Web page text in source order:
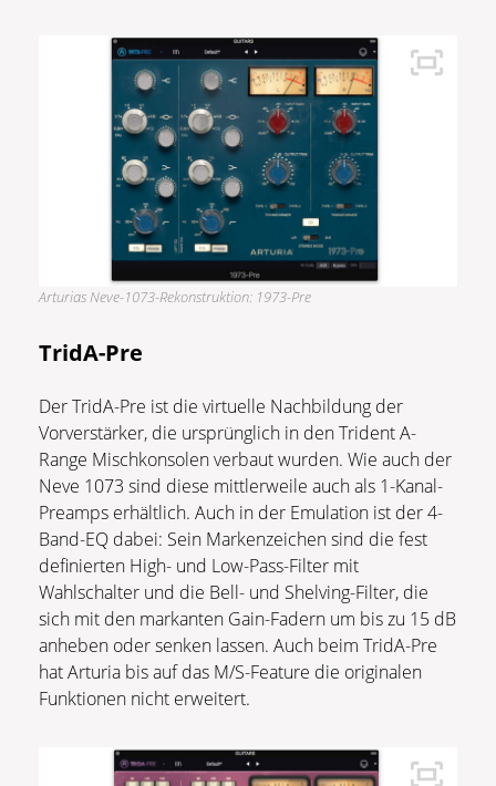
Arturias Neve-1073-Rekonstruktion: 1973-Pre
TridA-Pre
Der TridA-Pre ist die virtuelle Nachbildung der
Vorverstärker, die ursprünglich in den Trident A-
Range Mischkonsolen verbaut wurden. Wie auch der
Neve 1073 sind diese mittlerweile auch als 1-Kanal-
Preamps erhältlich. Auch in der Emulation ist der 4-
Band-EQ dabei: Sein Markenzeichen sind die fest
definierten High- und Low-Pass-Filter mit
Wahlschalter und die Bell- und Shelving-Filter, die
sich mit den markanten Gain-Fadern um bis zu 15 dB
anheben oder senken lassen. Auch beim TridA-Pre
hat Arturia bis auf das M/S-Feature die originalen
Funktionen nicht erweitert.